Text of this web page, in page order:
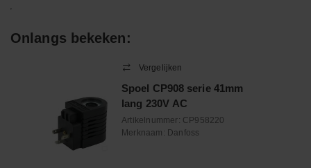
Onlangs bekeken:
Vergelijken
Spoel CP908 serie 41mm
lang 230V AC
Artikelnummer: CP958220
Merknaam: Danfoss